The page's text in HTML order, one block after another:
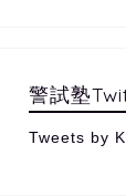
警試塾
Tweets by